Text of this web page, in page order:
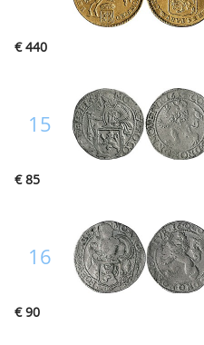
€ 440
15
€ 85
16
€ 90